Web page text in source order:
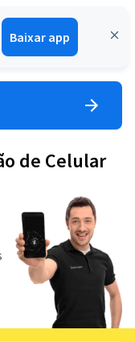
Baixar app
Entrar
de Celular